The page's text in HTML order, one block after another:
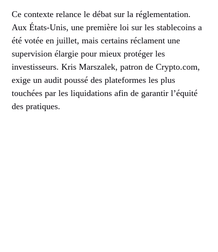
Ce contexte relance le débat sur la réglementation.
Aux États-Unis, une première loi sur les stablecoins a
été votée en juillet, mais certains réclament une
supervision élargie pour mieux protéger les
investisseurs. Kris Marszalek, patron de Crypto.com,
exige un audit poussé des plateformes les plus
touchées par les liquidations afin de garantir l’équité
des pratiques.